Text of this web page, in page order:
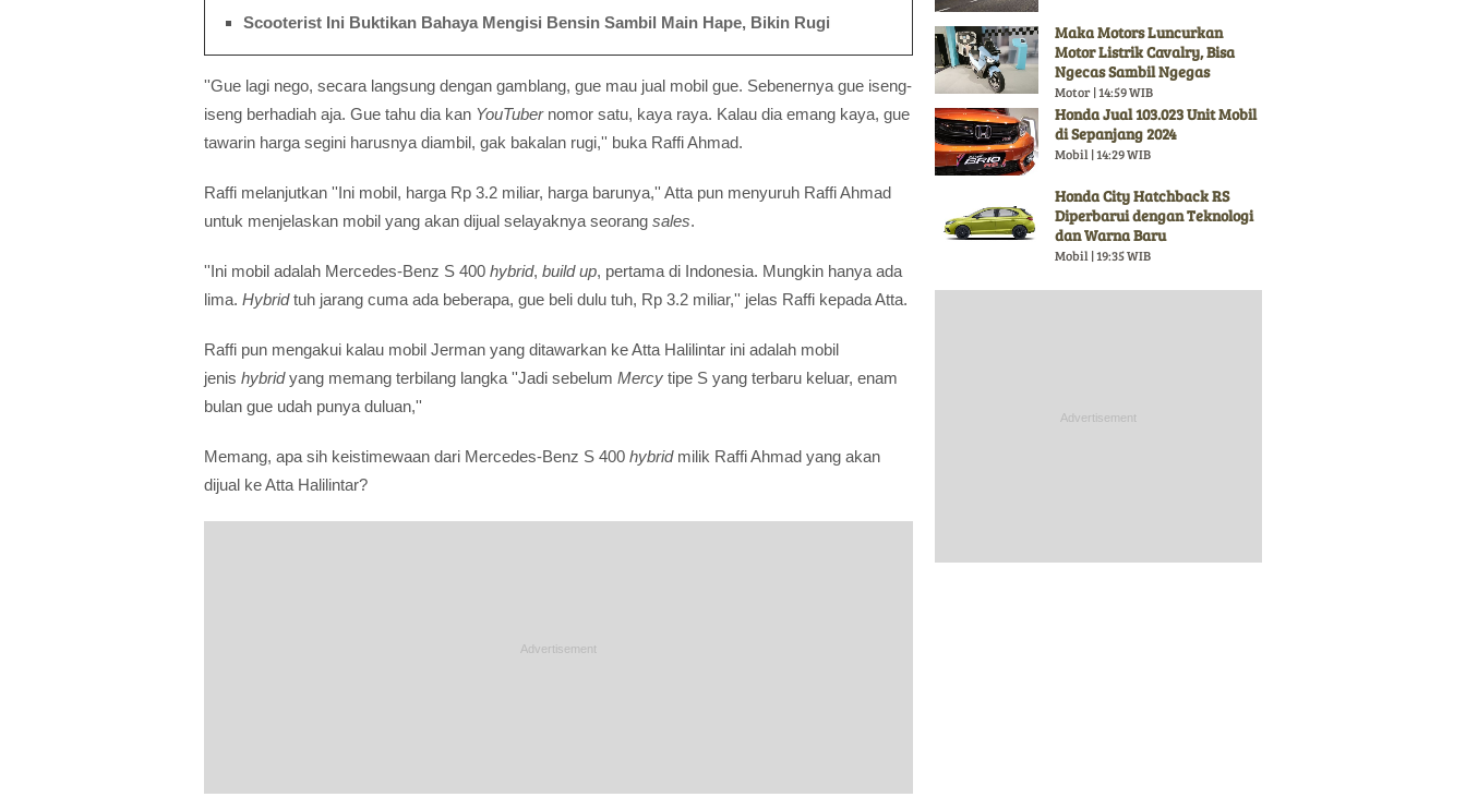
Scooterist Ini Buktikan Bahaya Mengisi Bensin Sambil Main Hape, Bikin Rugi
''Gue lagi nego, secara langsung dengan gamblang, gue mau jual mobil gue. Sebenernya gue iseng-
iseng berhadiah aja. Gue tahu dia kan YouTubernomor satu, kaya raya. Kalau dia emang kaya, gue
tawarin harga segini harusnya diambil, gak bakalan rugi,'' buka Raffi Ahmad.
Raffi melanjutkan ''Ini mobil, harga Rp 3.2 miliar, harga barunya,'' Atta pun menyuruh Raffi Ahmad
untuk menjelaskan mobil yang akan dijual selayaknya seorang sales.
''Ini mobil adalah Mercedes-Benz S 400 hybrid, build up, pertama di Indonesia. Mungkin hanya ada
lima. Hybridtuh jarang cuma ada beberapa, gue beli dulu tuh, Rp 3.2 miliar,'' jelas Raffi kepada Atta.
Raffi pun mengakui kalau mobil Jerman yang ditawarkan ke Atta Halilintar ini adalah mobil
jenis hybridyang memang terbilang langka ''Jadi sebelum Mercy tipe S yang terbaru keluar, enam
bulan gue udah punya duluan,''
Memang, apa sih keistimewaan dari Mercedes-Benz S 400 hybridmilik Raffi Ahmad yang akan
dijual ke Atta Halilintar?
Maka Motors Luncurkan
Motor Listrik Cavalry, Bisa
Ngecas Sambil Ngegas
Motor | 14:59 WIB
Honda Jual 103.023 Unit Mobil
di Sepanjang 2024
Mobil | 14:29 WIB
Honda City Hatchback RS
Diperbarui dengan Teknologi
dan Warna Baru
Mobil | 19:35 WIB